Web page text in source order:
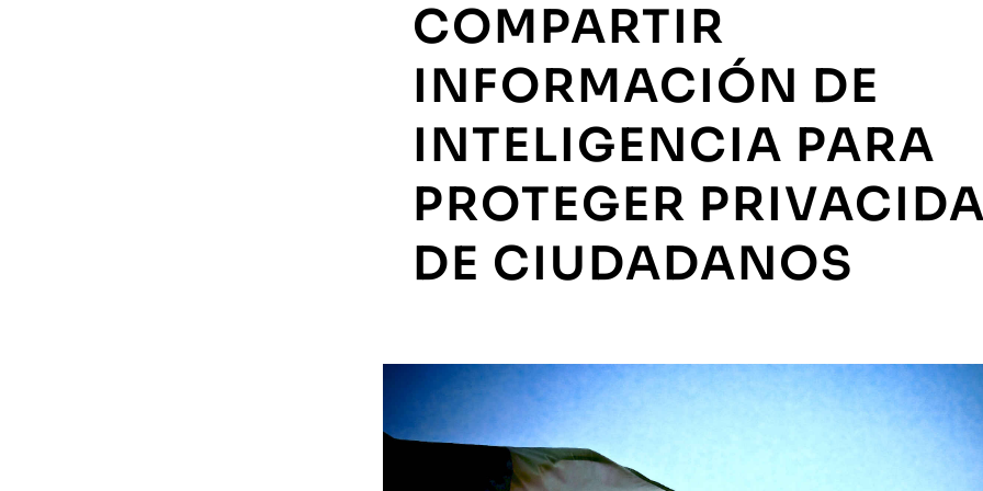
COMPARTIR
INFORMACIÓN DE
INTELIGENCIA PARA
PROTEGER
DE CIUDADANOS